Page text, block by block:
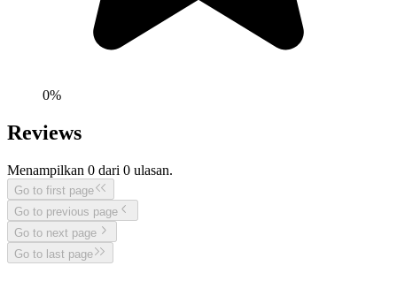
0%
Reviews
Menampilkan 0 dari 0 ulasan.
Go to first page
Go to previous page
Go to next page
Go to last page